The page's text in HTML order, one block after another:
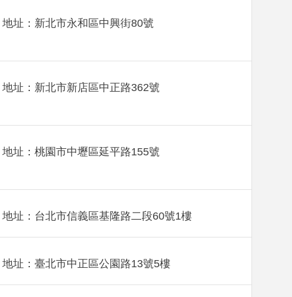
地址：新北市永和區中興街80號
地址：新北市新店區中正路362號
地址：桃園市中壢區延平路155號
地址：台北市信義區基隆路二段60號1樓
地址：臺北市中正區公園路13號5樓